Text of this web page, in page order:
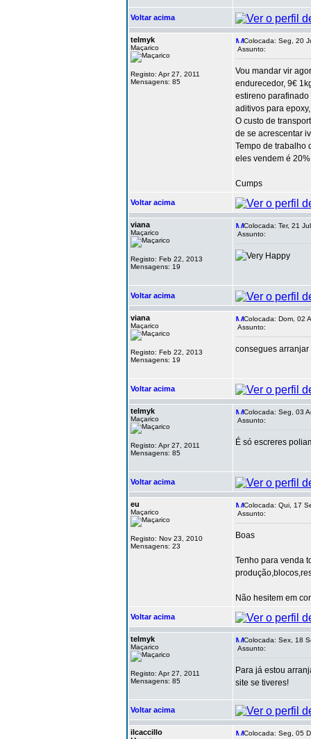
Voltar acima
telmyk
Maçarico
Registo: Apr 27, 2011
Mensagens: 85
Colocada: Seg, 20
Assunto:
Vou mandar vir
endurecedor, 9€
estireno parafinado
aditivos para
O custo de
de se acrescentar
Tempo de trabalho
eles vendem é
Cumps
Voltar acima
viana
Maçarico
Registo: Feb 22, 2013
Mensagens: 19
Colocada: Ter, 21
Assunto:
Voltar acima
viana
Maçarico
Registo: Feb 22, 2013
Mensagens: 19
Colocada: Dom, 02
Assunto:
consegues
Voltar acima
telmyk
Maçarico
Registo: Apr 27, 2011
Mensagens: 85
Colocada: Seg, 03
Assunto:
É só escreres
Voltar acima
eu
Maçarico
Registo: Nov 23, 2010
Mensagens: 23
Colocada: Qui, 17
Assunto:
Boas
Tenho para venda
Não hesitem em
Voltar acima
telmyk
Maçarico
Registo: Apr 27, 2011
Mensagens: 85
Colocada: Sex, 18
Assunto:
Para já estou
site se tiveres!
Voltar acima
ilcaccillo
Colocada: Seg, 05